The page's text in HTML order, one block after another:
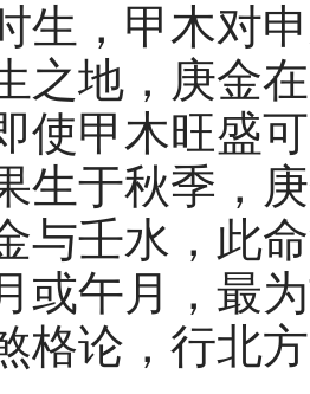
生，甲木对
之地，庚金
使甲木旺盛
生于秋季，
与壬水，此
或午月，最
格论，行北